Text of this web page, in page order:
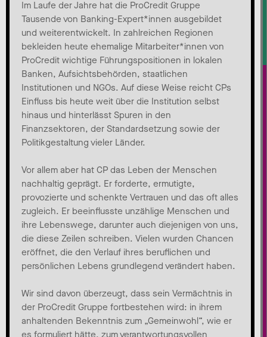
Im Laufe der Jahre hat die ProCredit Gruppe
Tausende von Banking-Expert*innen ausgebildet
und weiterentwickelt. In zahlreichen Regionen
bekleiden heute ehemalige Mitarbeiter*innen von
ProCredit wichtige Führungspositionen in lokalen
Banken, Aufsichtsbehörden, staatlichen
Institutionen und NGOs. Auf diese Weise reicht CPs
Einfluss bis heute weit über die Institution selbst
hinaus und hinterlässt Spuren in den
Finanzsektoren, der Standardsetzung sowie der
Politikgestaltung vieler Länder.
Vor allem aber hat CP das Leben der Menschen
nachhaltig geprägt. Er forderte, ermutigte,
provozierte und schenkte Vertrauen und das oft alles
zugleich. Er beeinflusste unzählige Menschen und
ihre Lebenswege, darunter auch diejenigen von uns,
die diese Zeilen schreiben. Vielen wurden Chancen
eröffnet, die den Verlauf ihres beruflichen und
persönlichen Lebens grundlegend verändert haben.
Wir sind davon überzeugt, dass sein Vermächtnis in
der ProCredit Gruppe fortbestehen wird: in ihrem
anhaltenden Bekenntnis zum „Gemeinwohl“, wie er